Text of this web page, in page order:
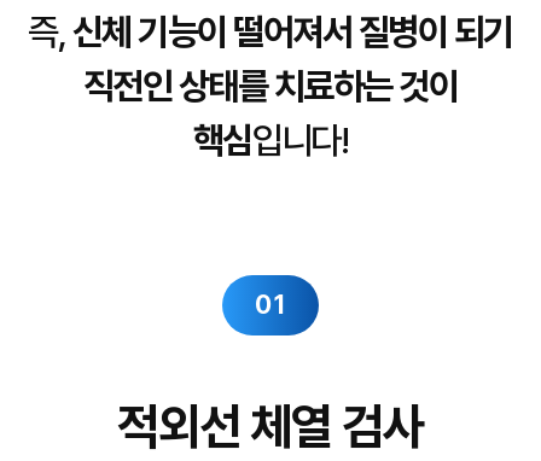
즉,신체 기능이 떨어져서 질병이 되기
직전인 상태를 치료하는 것이
핵심입니다!
01
적외선 체열 검사